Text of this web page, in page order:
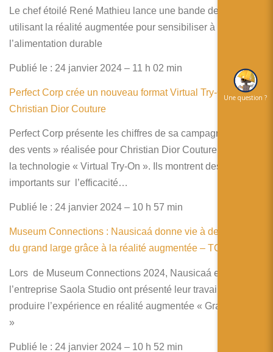
Le chef étoilé René Mathieu lance une bande dessinée
utilisant la réalité augmentée pour sensibiliser à
l’alimentation durable
Publié le : 24 janvier 2024 – 11 h 02 min
Perfect Corp crée un nouveau format Virtual Try-On pour
Christian Dior Couture
Perfect Corp présente les chiffres de sa campagne « Rose
des vents » réalisée pour Christian Dior Couture à partir de
la technologie « Virtual Try-On ». Ils montrent des effets
importants sur l’efficacité…
Publié le : 24 janvier 2024 – 10 h 57 min
Museum Connections : Nausicaá donne vie à des espèces
du grand large grâce à la réalité augmentée – TOM.travel
Lors de Museum Connections 2024, Nausicaá et
l’entreprise Saola Studio ont présenté leur travail pour
produire l’expérience en réalité augmentée « Grand Large
»
Publié le : 24 janvier 2024 – 10 h 52 min
Une question ?